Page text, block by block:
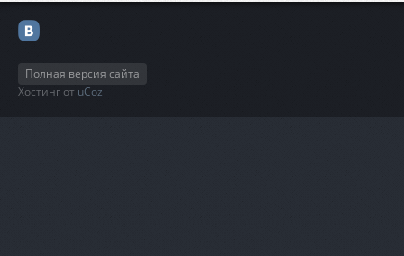
Полная версия сайта
Хостинг от uCoz